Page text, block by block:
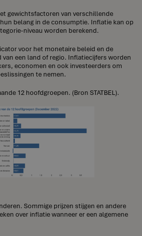
gewichtsfactoren van verschillende
belang in de consumptie. Inflatie kan op
niveau worden berekend.
voor het monetaire beleid en de
een land of regio. Inflatiecijfers worden
economen en ook investeerders om
te nemen.
12 hoofdgroepen. (Bron STATBEL).
Sommige prijzen stijgen en andere
over inflatie wanneer er een algemene